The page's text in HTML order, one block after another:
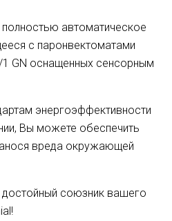
автоматическое
с паронвектоматами
1 GN оснащенных сенсорным
энергоэффективности
Вы можете обеспечить
вреда окружающей
союзник вашего